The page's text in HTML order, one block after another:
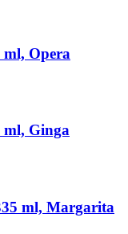
ml, Opera
ml, Ginga
ml, Margarita